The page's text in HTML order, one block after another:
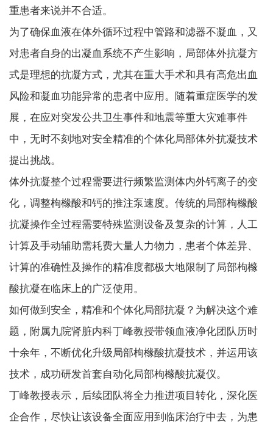
重患者来说并不合适。
为了确保血液在体外循环过程中管路和滤器不凝血，又
对患者自身的出凝血系统不产生影响，局部体外抗凝方
式是理想的抗凝方式，尤其在重大手术和具有高危出血
风险和凝血功能异常的患者中应用。随着重症医学的发
展，在应对突发公共卫生事件和地震等重大灾难事件
中，无时不刻地对安全精准的个体化局部体外抗凝技术
提出挑战。
体外抗凝整个过程需要进行频繁监测体内外钙离子的变
化，调整枸橼酸和钙的推注泵速度。传统的局部枸橼酸
抗凝操作全过程需要特殊监测设备及复杂的计算，人工
计算及手动辅助需耗费大量人力物力，患者个体差异、
计算的准确性及操作的精准度都极大地限制了局部枸橼
酸抗凝在临床上的广泛使用。
如何做到安全，精准和个体化局部抗凝？为解决这个难
题，附属九院肾脏内科丁峰教授带领血液净化团队历时
十余年，不断优化升级局部枸橼酸抗凝技术，并运用该
技术，成功研发首套自动化局部枸橼酸抗凝仪。
丁峰教授表示，后续团队将全力推进项目转化，深化医
企合作，尽快让该设备全面应用到临床治疗中去，为患